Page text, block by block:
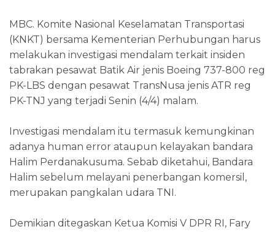
MBC. Komite Nasional Keselamatan Transportasi
(KNKT) bersama Kementerian Perhubungan harus
melakukan investigasi mendalam terkait insiden
tabrakan pesawat Batik Air jenis Boeing 737-800 reg
PK-LBS dengan pesawat TransNusa jenis ATR reg
PK-TNJ yang terjadi Senin (4/4) malam.
Investigasi mendalam itu termasuk kemungkinan
adanya human error ataupun kelayakan bandara
Halim Perdanakusuma. Sebab diketahui, Bandara
Halim sebelum melayani penerbangan komersil,
merupakan pangkalan udara TNI.
Demikian ditegaskan Ketua Komisi V DPR RI, Fary